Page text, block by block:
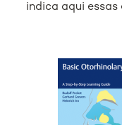
indica aqui essas